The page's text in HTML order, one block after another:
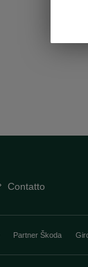
Contatto
Partner Škoda